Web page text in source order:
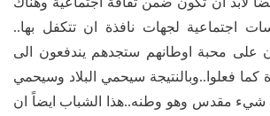
اجتماعية لجهات نافذة ان تتكفل بها..
على محبة اوطانهم ستجدهم يندفعون الى
كما فعلوا..وبالنتيجة سيحمي البلاد وسيحمي
شيء مقدس وهو وطنه..هذا الشباب ايضاً ان